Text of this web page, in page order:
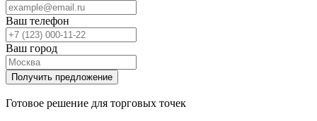
Ваш телефон
Ваш город
Готовое решение для торговых точек